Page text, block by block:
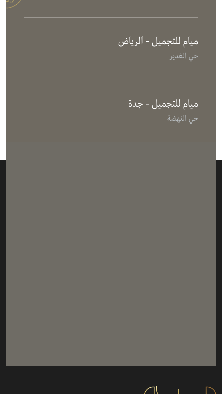
ميام للتجميل - الرياض
حي الغدير
ميام للتجميل - جدة
حي النهضة